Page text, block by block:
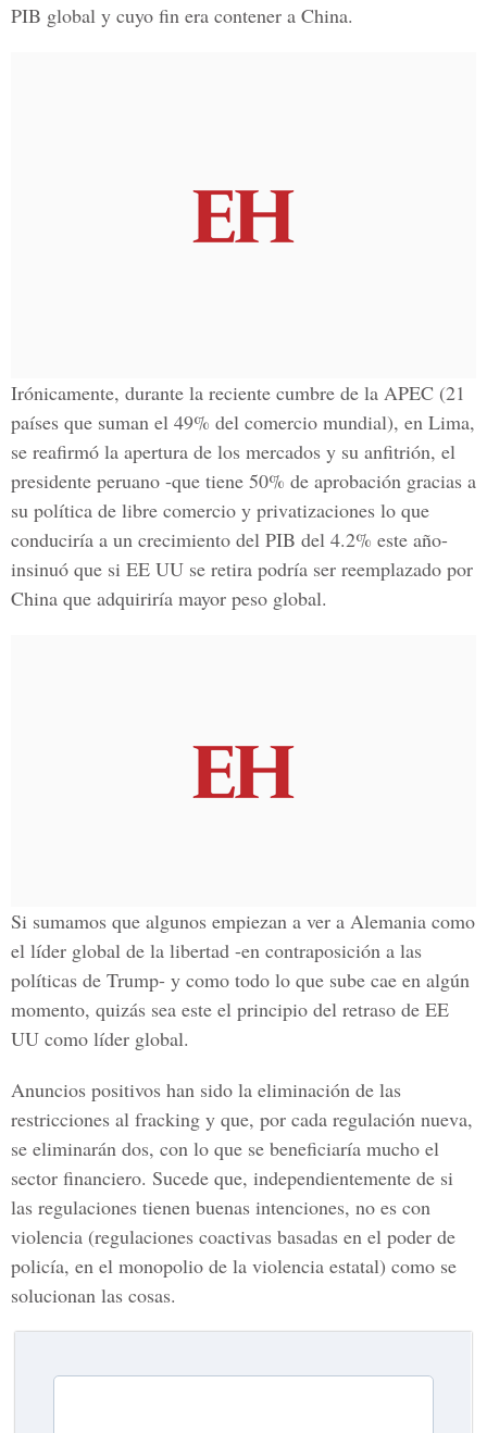
PIB global y cuyo fin era contener a China.
Irónicamente, durante la reciente cumbre de la APEC (21
países que suman el 49% del comercio mundial), en Lima,
se reafirmó la apertura de los mercados y su anfitrión, el
presidente peruano -que tiene 50% de aprobación gracias a
su política de libre comercio y privatizaciones lo que
conduciría a un crecimiento del PIB del 4.2% este año-
insinuó que si EE UU se retira podría ser reemplazado por
China que adquiriría mayor peso global.
Si sumamos que algunos empiezan a ver a Alemania como
el líder global de la libertad -en contraposición a las
políticas de Trump- y como todo lo que sube cae en algún
momento, quizás sea este el principio del retraso de EE
UU como líder global.
Anuncios positivos han sido la eliminación de las
restricciones al fracking y que, por cada regulación nueva,
se eliminarán dos, con lo que se beneficiaría mucho el
sector financiero. Sucede que, independientemente de si
las regulaciones tienen buenas intenciones, no es con
violencia (regulaciones coactivas basadas en el poder de
policía, en el monopolio de la violencia estatal) como se
solucionan las cosas.